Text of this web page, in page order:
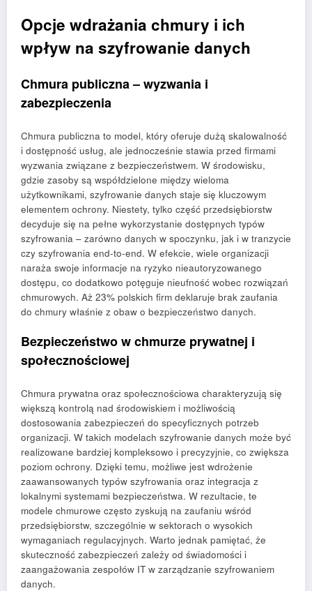
Opcje wdrażania chmury i ich
wpływ na szyfrowanie danych
Chmura publiczna – wyzwania i
zabezpieczenia
Chmura publiczna to model, który oferuje dużą skalowalność
i dostępność usług, ale jednocześnie stawia przed firmami
wyzwania związane z bezpieczeństwem. W środowisku,
gdzie zasoby są współdzielone między wieloma
użytkownikami, szyfrowanie danych staje się kluczowym
elementem ochrony. Niestety, tylko część przedsiębiorstw
decyduje się na pełne wykorzystanie dostępnych typów
szyfrowania – zarówno danych w spoczynku, jak i w tranzycie
czy szyfrowania end-to-end. W efekcie, wiele organizacji
naraża swoje informacje na ryzyko nieautoryzowanego
dostępu, co dodatkowo potęguje nieufność wobec rozwiązań
chmurowych. Aż 23% polskich firm deklaruje brak zaufania
do chmury właśnie z obaw o bezpieczeństwo danych.
Bezpieczeństwo w chmurze prywatnej i
społecznościowej
Chmura prywatna oraz społecznościowa charakteryzują się
większą kontrolą nad środowiskiem i możliwością
dostosowania zabezpieczeń do specyficznych potrzeb
organizacji. W takich modelach szyfrowanie danych może być
realizowane bardziej kompleksowo i precyzyjnie, co zwiększa
poziom ochrony. Dzięki temu, możliwe jest wdrożenie
zaawansowanych typów szyfrowania oraz integracja z
lokalnymi systemami bezpieczeństwa. W rezultacie, te
modele chmurowe często zyskują na zaufaniu wśród
przedsiębiorstw, szczególnie w sektorach o wysokich
wymaganiach regulacyjnych. Warto jednak pamiętać, że
skuteczność zabezpieczeń zależy od świadomości i
zaangażowania zespołów IT w zarządzanie szyfrowaniem
danych.